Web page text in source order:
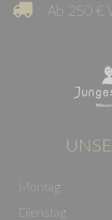
Ab 250 €
Montag
Dienstag